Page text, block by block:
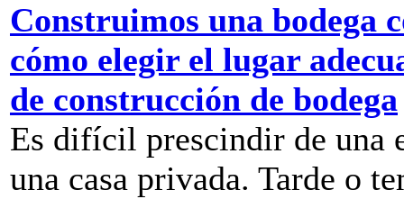
Construimos una bodega
cómo elegir el lugar
de construcción de bodega
Es difícil prescindir de una
una casa privada. Tarde o